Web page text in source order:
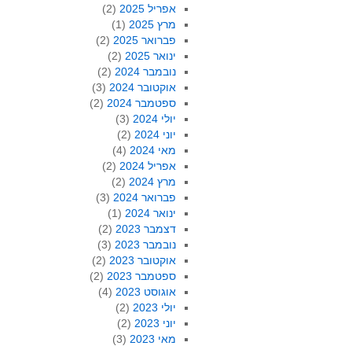
אפריל 2025
(2)
מרץ 2025
(1)
פברואר 2025
(2)
ינואר 2025
(2)
נובמבר 2024
(2)
אוקטובר 2024
(3)
ספטמבר 2024
(2)
יולי 2024
(3)
יוני 2024
(2)
מאי 2024
(4)
אפריל 2024
(2)
מרץ 2024
(2)
פברואר 2024
(3)
ינואר 2024
(1)
דצמבר 2023
(2)
נובמבר 2023
(3)
אוקטובר 2023
(2)
ספטמבר 2023
(2)
אוגוסט 2023
(4)
יולי 2023
(2)
יוני 2023
(2)
מאי 2023
(3)